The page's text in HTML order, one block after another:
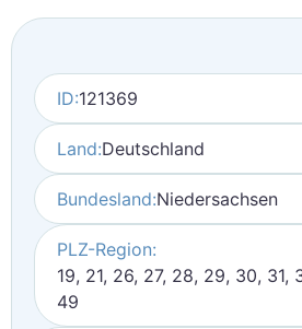
ID:121369
Land:Deutschland
Bundesland:Niedersachsen
PLZ-Region:
19, 21, 26, 27, 28, 29, 30, 31,
49